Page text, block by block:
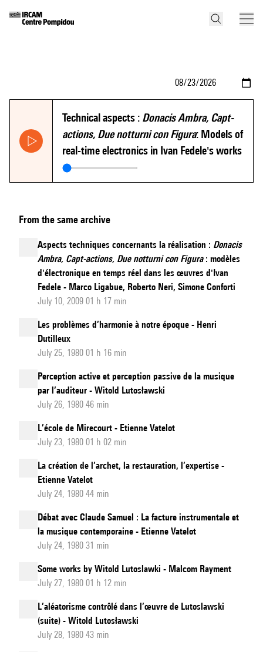
Technical aspects : Donacis Ambra, Capt-
actions, Due notturni con Figura: Models of
real-time electronics in Ivan Fedele's works
From the same archive
Aspects techniques concernants la réalisation : Donacis
Ambra, Capt-actions, Due notturni con Figura: modèles
d'électronique en temps réel dans les œuvres d'Ivan
Fedele - Marco Ligabue, Roberto Neri, Simone Conforti
July 10, 2009 01 h 17 min
Les problèmes d’harmonie à notre époque - Henri
Dutilleux
July 25, 1980 01 h 16 min
Perception active et perception passive de la musique
par l’auditeur - Witold Lutosławski
July 26, 1980 46 min
L’école de Mirecourt - Etienne Vatelot
July 23, 1980 01 h 02 min
La création de l’archet, la restauration, l’expertise -
Etienne Vatelot
July 24, 1980 44 min
Débat avec Claude Samuel : La facture instrumentale et
la musique contemporaine - Etienne Vatelot
July 24, 1980 31 min
Some works by Witold Lutoslawki - Malcom Rayment
July 27, 1980 01 h 12 min
L’aléatorisme contrôlé dans l’œuvre de Lutoslawski
(suite) - Witold Lutosławski
July 28, 1980 43 min